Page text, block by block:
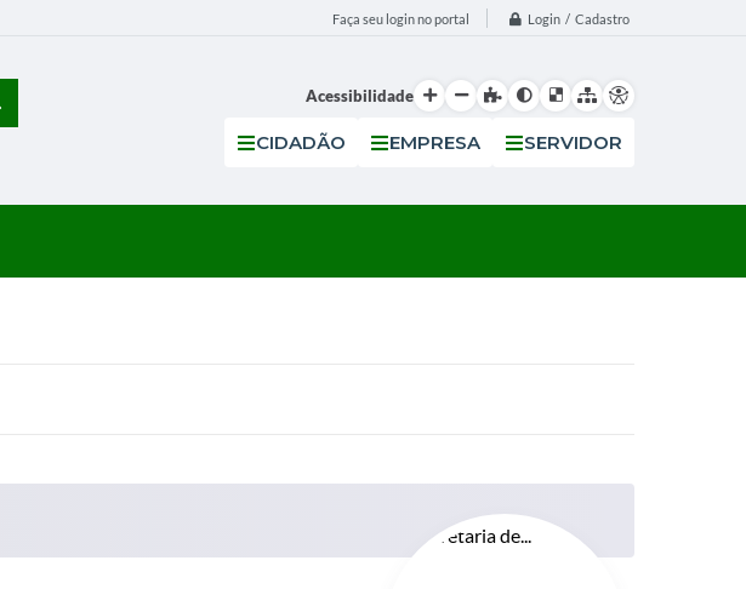
Faça seu login no portal Login / Cadastro
Acessibilidade
CIDADÃO EMPRESA SERVIDOR